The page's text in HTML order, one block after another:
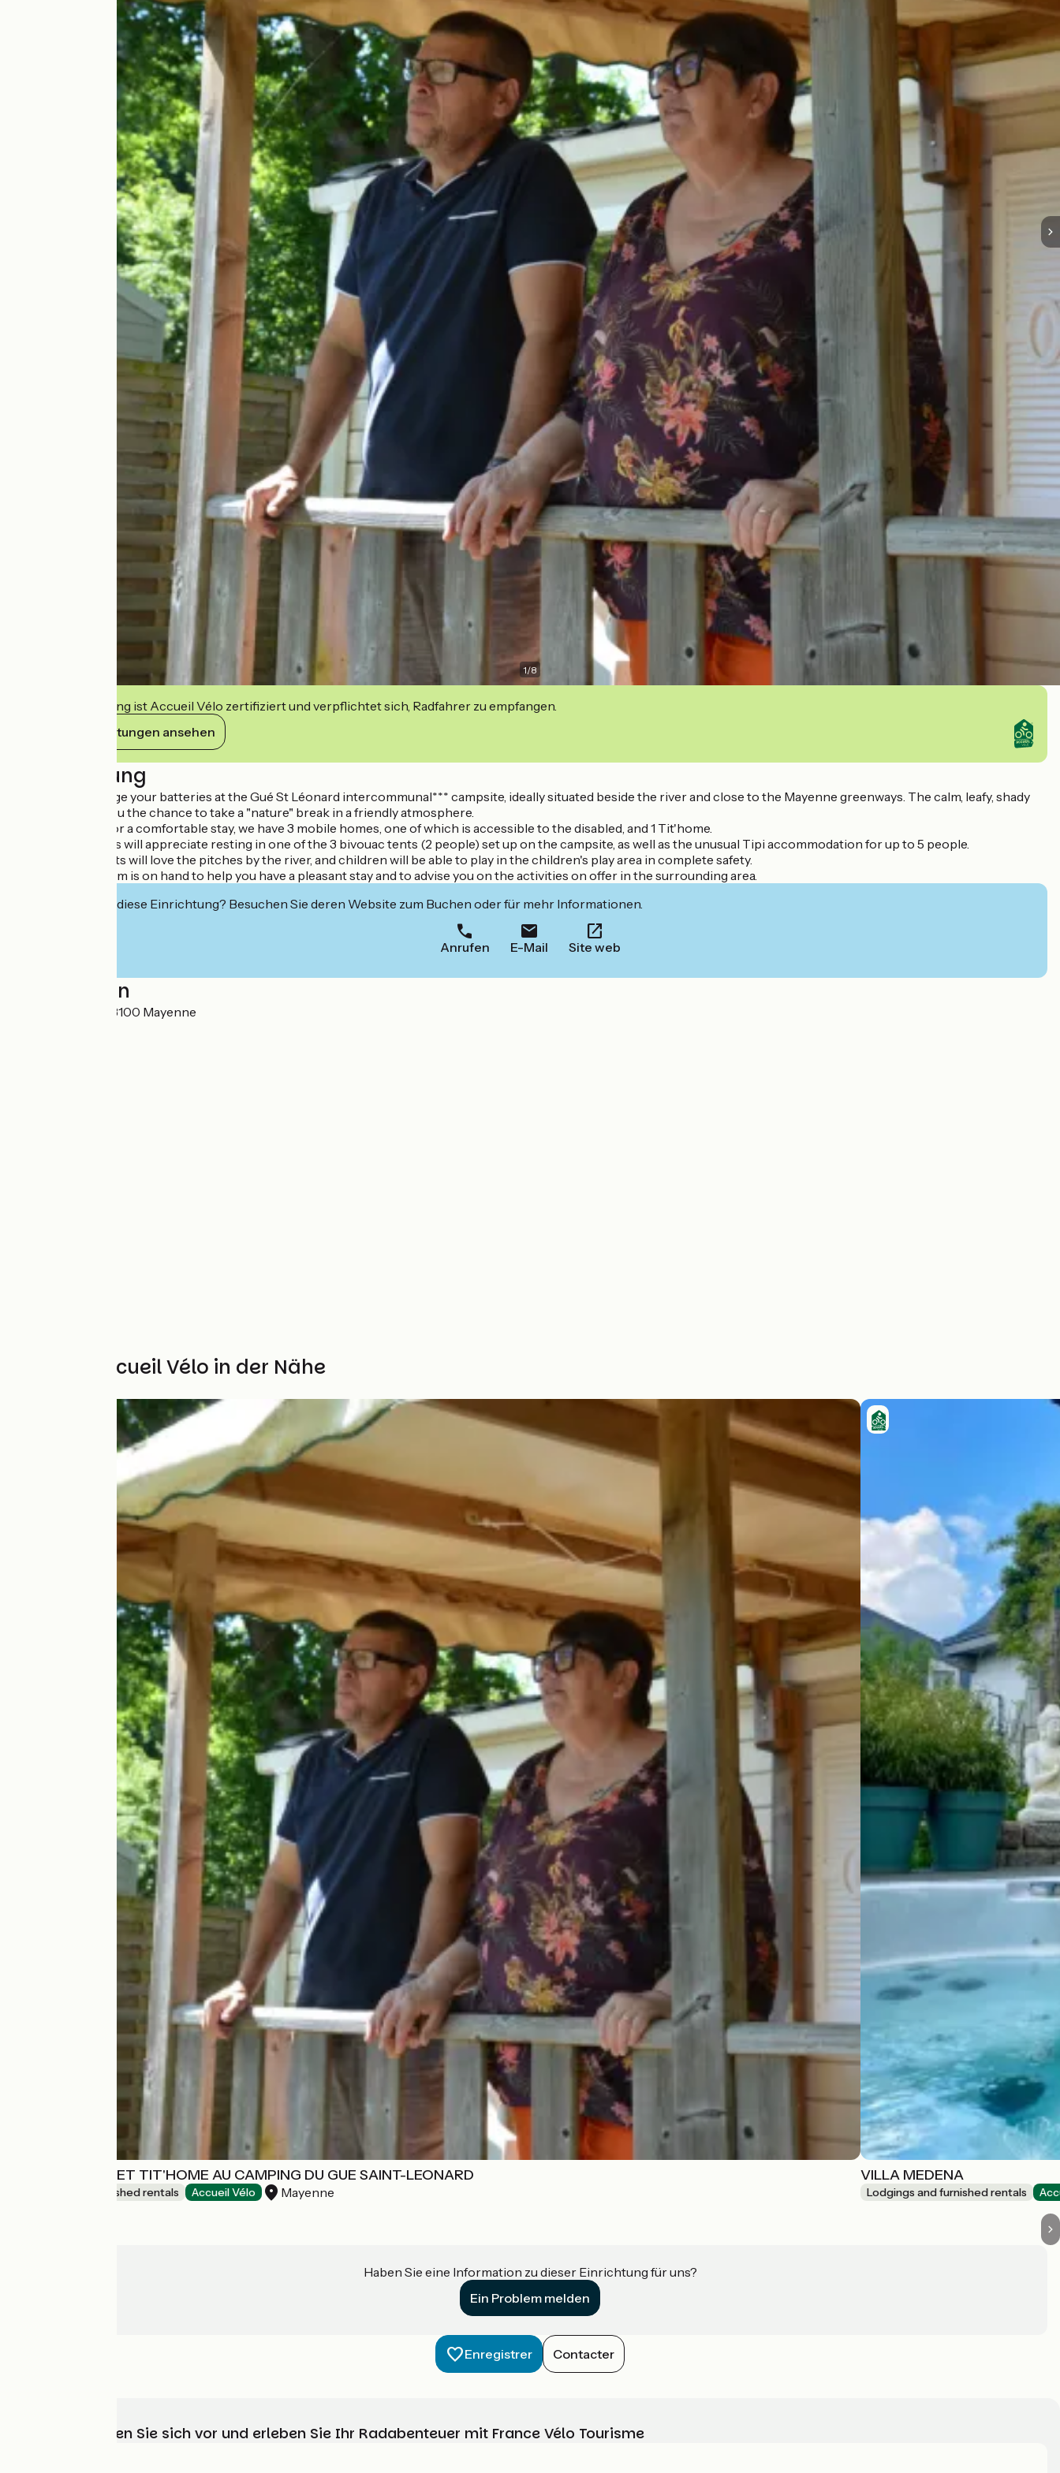
1/8
Diese Einrichtung ist Accueil Vélo zertifiziert und verpflichtet sich, Radfahrer zu empfangen.
Ihre Verpflichtungen ansehen
Beschreibung
Come and recharge your batteries at the Gué St Léonard intercommunal*** campsite, ideally situated beside the river and close to the Mayenne greenways. The calm, leafy, shady
setting will give you the chance to take a "nature" break in a friendly atmosphere.
If you're looking for a comfortable stay, we have 3 mobile homes, one of which is accessible to the disabled, and 1 Tit'home.
Hikers and cyclists will appreciate resting in one of the 3 bivouac tents (2 people) set up on the campsite, as well as the unusual Tipi accommodation for up to 5 people.
Fishing enthusiasts will love the pitches by the river, and children will be able to play in the children's play area in complete safety.
Our reception team is on hand to help you have a pleasant stay and to advise you on the activities on offer in the surrounding area.
Interessiert Sie diese Einrichtung? Besuchen Sie deren Website zum Buchen oder für mehr Informationen.
Anrufen E-Mail Site web
Localisation
Rue St Léonard 53100 Mayenne
Weitere Accueil Vélo in der Nähe
MOBIL-HOMES ET TIT'HOME AU CAMPING DU GUE SAINT-LEONARD
Lodgings and furnished rentals Accueil Vélo Mayenne
VILLA MEDENA
Lodgings and furnished rentals
Haben Sie eine Information zu dieser Einrichtung für uns?
Ein Problem melden
Enregistrer Contacter
Wählen, bereiten Sie sich vor und erleben Sie Ihr Radabenteuer mit France Vélo Tourisme